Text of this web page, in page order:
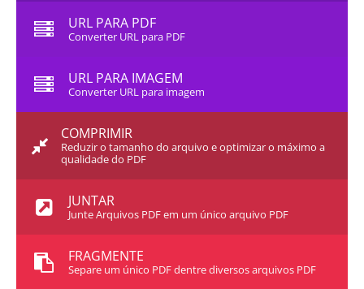
URL PARA PDF
Converter URL para PDF
URL PARA IMAGEM
Converter URL para imagem
COMPRIMIR
Reduzir o tamanho do arquivo e optimizar o máximo a
qualidade do PDF
JUNTAR
Junte Arquivos PDF em um único arquivo PDF
FRAGMENTE
Separe um único PDF dentre diversos arquivos PDF